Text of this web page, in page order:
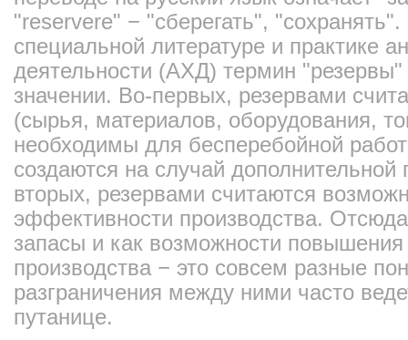
"reservere" − "сберегать",
специальной литературе и практике
деятельности (АХД) термин "резервы"
значении. Во-первых, резервами
(сырья, материалов, оборудования,
необходимы для бесперебойной
создаются на случай дополнительной
вторых, резервами считаются
эффективности производства.
запасы и как возможности
производства − это совсем разные
разграничения между ними часто
путанице.